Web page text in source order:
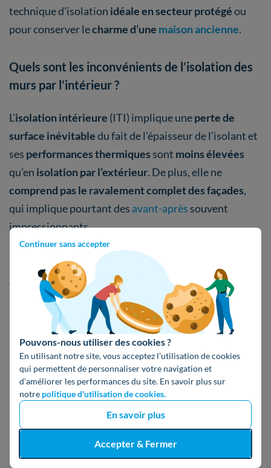
Continuer sans accepter
Pouvons-nous utiliser des cookies ?
En utilisant notre site, vous acceptez l’utilisation de cookies
qui permettent de personnaliser votre navigation et
d’améliorer les performances du site. En savoir plus sur
notre politique d'utilisation de cookies.
En savoir plus
Accepter & Fermer
technique d’isolation idéale en secteur protégéou
pour conserver lecharme d’une maison ancienne.
Quels sont les inconvénients de l’isolation des
murs par l’intérieur ?
L’isolation intérieure (ITI) implique uneperte de
surface inévitabledu fait de l’épaisseur de l’isolant et
ses performances thermiques sont moins élevées
qu’en isolation par l’extérieur. De plus, elle ne
comprend pas le ravalement complet des façades,
qui implique pourtant des avant-après souvent
impressionnants.
Est-il toujours possible de bénéficier du
dispositif “isolation à 1 euro” ?
, il n’est plus possible d’isoler son logement pour
. Le dispositif a étésupprimé en 2021, celui-ci
ayant donné naissance à de
nombreuses arnaques
Modifié le 24 septembre 2025